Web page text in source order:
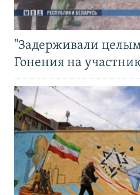
"Задерживали
Гонения на